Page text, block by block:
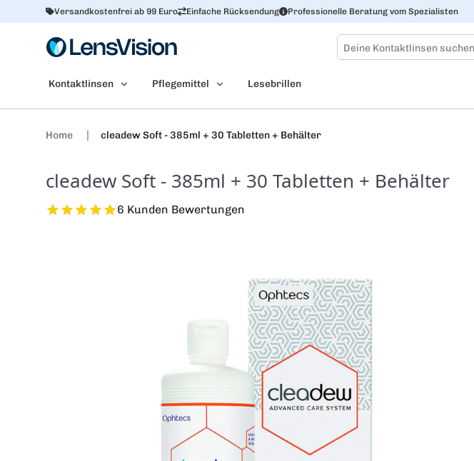
Versandkostenfrei ab 99 Euro Einfache Rücksendung Professionelle Beratung vom Spezialisten
Kontaktlinsen Pflegemittel Lesebrillen
Home cleadew Soft - 385ml + 30 Tabletten + Behälter
cleadew Soft - 385ml + 30 Tabletten + Behälter
6 Kunden Bewertungen